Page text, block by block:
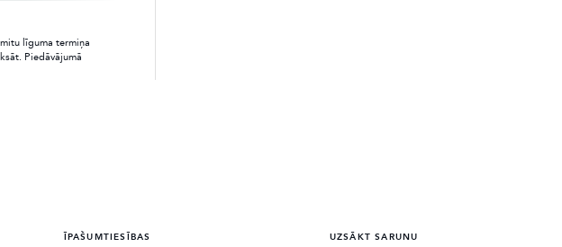
līguma termiņa
Piedāvājumā
ĪPAŠUMTIESĪBAS UZSĀKT SARUNU